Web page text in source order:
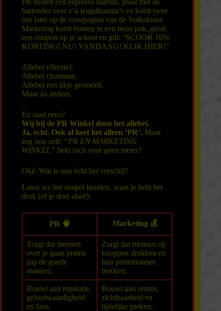
bartender over z’n jeugdtrauma’s en komt twee
uur later op de voorpagina van de Volkskrant.
Marketing komt binnen in een neon pak, gooit
een coupon op je schoot en gilt: “SCOOR 10%
KORTING! NU! VANDAAG! KLIK HIER!”
Allebei effectief.
Allebei charmant.
Allebei een tikje gestoord.
Maar zó anders.
En raad eens?
Wij bij de PR Winkel doen het allebei.
Ja, echt. Ook al heet het alleen ‘PR’. Maar
zeg nou zelf: “PR EN MARKETING
WINKEL” bekt toch voor geen meter?
Oké. Wat is nou écht het verschil?
Laten we het simpel houden, want je hebt het
druk (of je doet alsof):
PR 🧠 Marketing 💰
Zorgt dat mensen
over je gaan praten
(op de goede
manier).
Zorgt dat mensen op
knoppen drukken en
hun portemonnee
trekken.
Bouwt aan reputatie,
geloofwaardigheid
en fans.
Bouwt aan omzet,
zichtbaarheid en
tijdelijke pieken.